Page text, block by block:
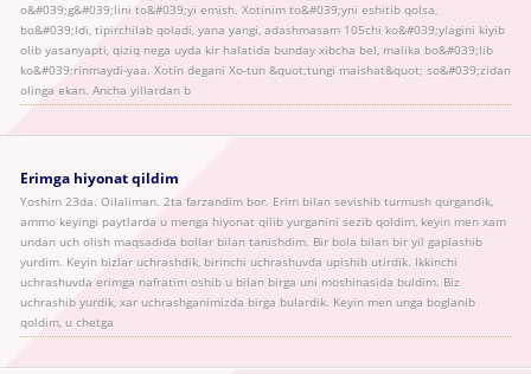
o&#039;g&#039;lini to&#039;yi emish. Xotinim to&#039;yni eshitib qolsa,
bo&#039;ldi, tipirchilab qoladi, yana yangi, adashmasam 105chi ko&#039;ylagini kiyib
olib yasanyapti, qiziq nega uyda kir halatida bunday xibcha bel, malika bo&#039;lib
ko&#039;rinmaydi-yaa. Xotin degani Xo-tun &quot;tungi maishat&quot; so&#039;zidan
olinga ekan. Ancha yillardan b
Erimga hiyonat qildim
Yoshim 23da. Oilaliman. 2ta farzandim bor. Erim bilan sevishib turmush qurgandik,
ammo keyingi paytlarda u menga hiyonat qilib yurganini sezib qoldim, keyin men xam
undan uch olish maqsadida bollar bilan tanishdim. Bir bola bilan bir yil gaplashib
yurdim. Keyin bizlar uchrashdik, birinchi uchrashuvda upishib utirdik. Ikkinchi
uchrashuvda erimga nafratim oshib u bilan birga uni moshinasida buldim. Biz
uchrashib yurdik, xar uchrashganimizda birga bulardik. Keyin men unga boglanib
qoldim, u chetga